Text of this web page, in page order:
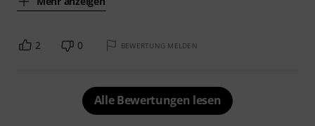
2 0 BEWERTUNG MELDEN
Alle Bewertungen lesen